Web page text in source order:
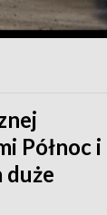
Północ i
duże